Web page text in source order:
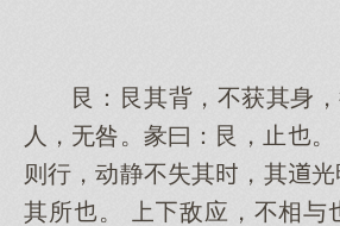
艮：艮其背，不获其身
人，无咎。彖曰：艮，止
则行，动静不失其，其光
其所。 敌应，不相与